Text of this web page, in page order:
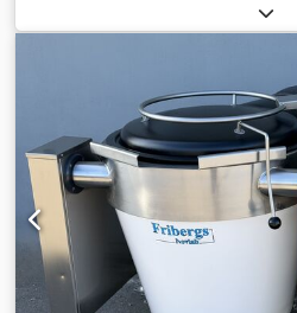
високошвидкісна автоматична
розроблена для герметичного
металевих контейнерів (банок)
лініях. Ця модель спеціально
промисловості, забезпечує
закатуванні банок, відповідає
безпеки харчових продуктів і
БАНКИ: Cedpfswn Dkcex Aa
45 мм МАКСИМАЛЬНА ШИРИНА:
ВИСОТА: 20 мм МАКСИМАЛЬНА